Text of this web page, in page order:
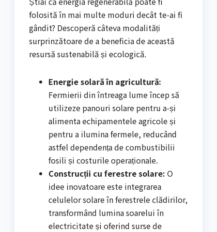
folosită în mai multe moduri decât te-ai fi
gândit? Descoperă câteva modalități
surprinzătoare de a beneficia de această
resursă sustenabilă și ecologică.
Energie solară în agricultură:
Fermierii din întreaga lume încep să
utilizeze panouri solare pentru a-și
alimenta echipamentele agricole și
pentru a ilumina fermele, reducând
astfel dependența de combustibilii
fosili și costurile operaționale.
Construcții cu ferestre solare: O
idee inovatoare este integrarea
celulelor solare în ferestrele clădirilor,
transformând lumina soarelui în
electricitate și oferind surse de